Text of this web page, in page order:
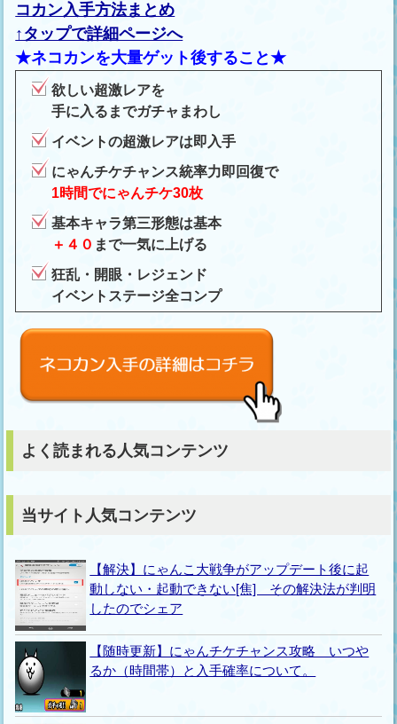
コカン入手方法まとめ
↑タップで詳細ページへ
★ネコカンを大量ゲット後すること★
欲しい超激レアを
手に入るまでガチャまわし
イベントの超激レアは即入手
にゃんチケチャンス統率力即回復で
1時間でにゃんチケ30枚
基本キャラ第三形態は基本
＋４０ まで一気に上げる
狂乱・開眼・レジェンド
イベントステージ全コンプ
よく読まれる人気コンテンツ
当サイト人気コンテンツ
【解決】にゃんこ大戦争がアップデート後に起
動しない・起動できない[焦] その解決法が判明
したのでシェア
【随時更新】にゃんチケチャンス攻略 いつや
るか（時間帯）と入手確率について。